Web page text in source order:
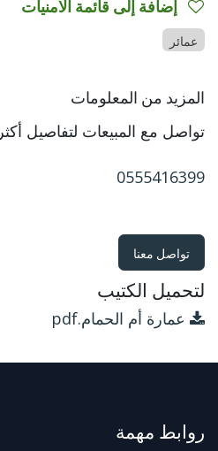
عمائر
المزيد من المعلومات
تواصل مع المبيعات لتفاصيل أكثر
0555416399
​تواصل معنا
لتحميل الكتيب
عمارة أم الحمام.pdf
روابط مهمة